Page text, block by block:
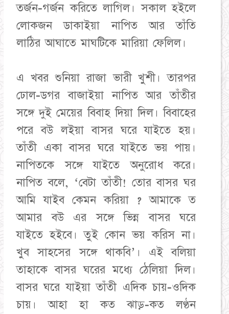
তর্জন-গর্জন করিতে লাগিল। সকাল হইলে
লোকজন ডাকাইয়া নাপিত আর তাঁতি
লাঠির আঘাতে মাঘটিকে মারিয়া ফেলিল।
এ খবর শুনিয়া রাজা ভারী খুশী। তারপর
ঢোল-ডগর বাজাইয়া নাপিত আর তাঁতীর
সঙ্গে দুই মেয়ের বিবাহ দিয়া দিল। বিবাহের
পরে বউ লইয়া বাসর ঘরে যাইতে হয়।
তাঁতী একা বাসর ঘরে যাইতে ভয় পায়।
নাপিতকে সঙ্গে যাইতে অনুরোধ করে।
নাপিত বলে, ‘বেটা তাঁতী! তোর বাসর ঘর
আমি যাইব কেমন করিয়া ? আমাকে ত
আমার বউ এর সঙ্গে ভিন্ন বাসর ঘরে
যাইতে হইবে। তুই কোন ভয় করিস না।
খুব সাহসের সঙ্গে থাকবি’। এই বলিয়া
তাহাকে বাসর ঘরের মধ্যে ঠেলিয়া দিল।
বাসর ঘরে যাইয়া তাঁতী এদিক চায়-ওদিক
চায়। আহা হা কত ঝাড়-কত লণ্ঠন